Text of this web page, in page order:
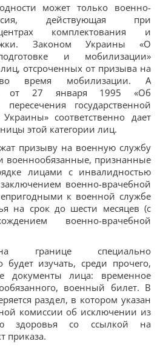
может только военно-
действующая при
комплектования и
Законом Украины «О
и мобилизации»
отсроченных от призыва на
время мобилизации. А
от 27 января 1995 «Об
государственной
соответственно дает
этой категории лиц.
призыву на военную службу
военнообязанные, признанные
лицами с инвалидностью
военно-врачебной
к военной службе
на срок до шести месяцев (с
военно-врачебной
на границе специально
изучать, среди прочего,
документы лица: временное
военный билет. В
раздел, в котором указан
комиссии об исключении из
здоровья со ссылкой на
приказа.